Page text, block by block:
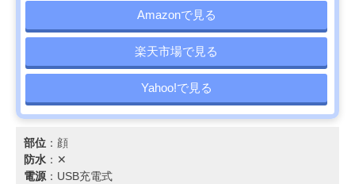
Amazonで見る
楽天市場で見る
Yahoo!で見る
部位 ：顔
防水 ：✕
電源：USB充電式